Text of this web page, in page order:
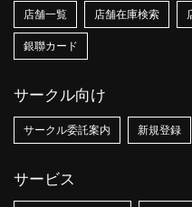
店舗一覧 店舗在庫検索
銀聯カード
サークル向け
サークル委託案内 新規登録
サービス